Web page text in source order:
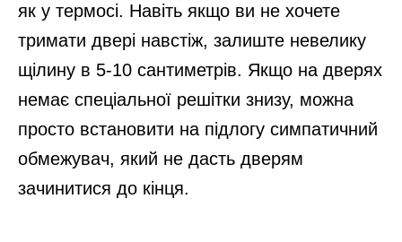
як у термосі. Навіть якщо ви не хочете
тримати двері навстіж, залиште невелику
щілину в 5-10 сантиметрів. Якщо на дверях
немає спеціальної решітки знизу, можна
просто встановити на підлогу симпатичний
обмежувач, який не дасть дверям
зачинитися до кінця.